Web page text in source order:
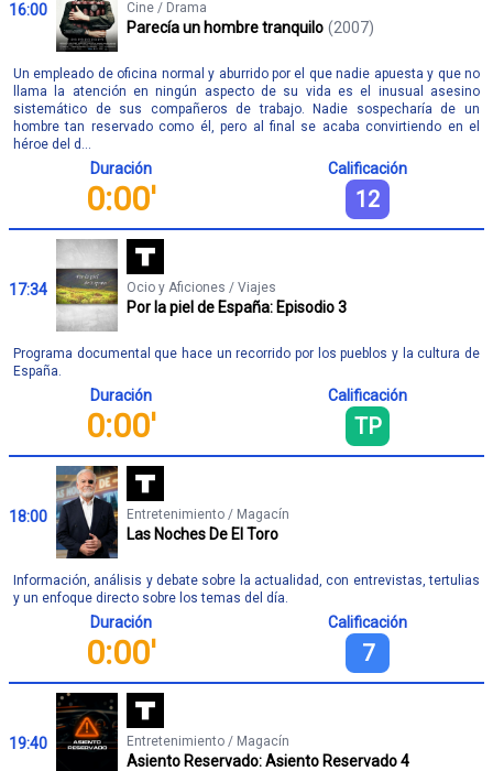
16:00 Cine / Drama
Parecía un hombre tranquilo (2007)
Un empleado de oficina normal y aburrido por el que nadie apuesta y que no
llama la atención en ningún aspecto de su vida es el inusual asesino
sistemático de sus compañeros de trabajo. Nadie sospecharía de un
hombre tan reservado como él, pero al final se acaba convirtiendo en el
héroe del d...
Duración
0:00'
Calificación
12
17:34 Ocio y Aficiones / Viajes
Por la piel de España: Episodio 3
Programa documental que hace un recorrido por los pueblos y la cultura de
España.
Duración
0:00'
Calificación
TP
18:00 Entretenimiento / Magacín
Las Noches De El Toro
Información, análisis y debate sobre la actualidad, con entrevistas, tertulias
y un enfoque directo sobre los temas del día.
Duración
0:00'
Calificación
7
19:40 Entretenimiento / Magacín
Asiento Reservado: Asiento Reservado 4